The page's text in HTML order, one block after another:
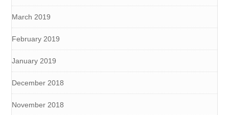
March 2019
February 2019
January 2019
December 2018
November 2018